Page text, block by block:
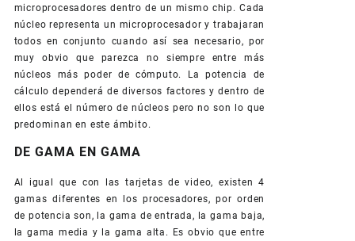
microprocesadores dentro de un mismo chip. Cada
núcleo representa un microprocesador y trabajaran
todos en conjunto cuando así sea necesario, por
muy obvio que parezca no siempre entre más
núcleos más poder de cómputo. La potencia de
cálculo dependerá de diversos factores y dentro de
ellos está el número de núcleos pero no son lo que
predominan en este ámbito.
DE GAMA EN GAMA
Al igual que con las tarjetas de video, existen 4
gamas diferentes en los procesadores, por orden
de potencia son, la gama de entrada, la gama baja,
la gama media y la gama alta. Es obvio que entre